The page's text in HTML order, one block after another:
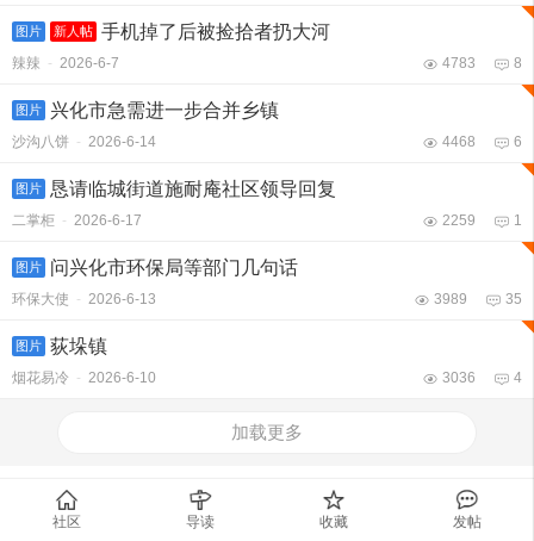
图片 新人帖 手机掉了后被捡拾者扔大河
辣辣 - 2026-6-7 8
4783
图片 兴化市急需进一步合并乡镇
沙沟八饼 - 2026-6-14 6
4468
图片 恳请临城街道施耐庵社区领导回复
二掌柜 - 2026-6-17 1
2259
图片 问兴化市环保局等部门几句话
环保大使 - 2026-6-13 35
3989
图片 荻垛镇
烟花易冷 - 2026-6-10 4
3036
加载更多
社区 导读 收藏 发帖